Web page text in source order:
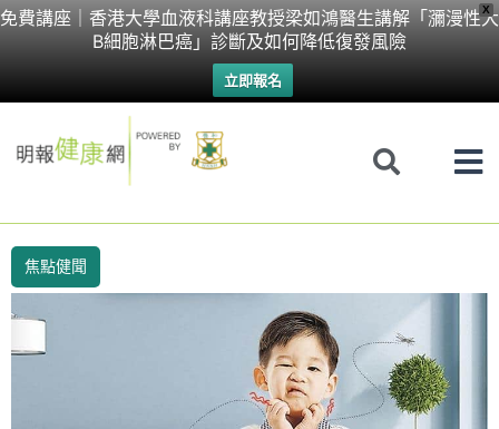
X
免費講座｜香港大學血液科講座教授梁如鴻醫生講解「瀰漫性大
B細胞淋巴癌」診斷及如何降低復發風險
立即報名
Skip
焦點健聞